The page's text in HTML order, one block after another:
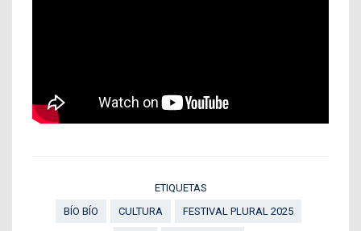
ETIQUETAS
BÍO BÍO
CULTURA FESTIVAL PLURAL 2025